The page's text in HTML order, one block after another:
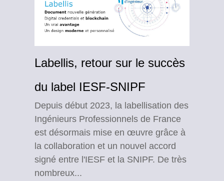
Labellis, retour sur le succès
du label IESF-SNIPF
Depuis début 2023, la labellisation des
Ingénieurs Professionnels de France
est désormais mise en œuvre grâce à
la collaboration et un nouvel accord
signé entre l'IESF et la SNIPF. De très
nombreux...